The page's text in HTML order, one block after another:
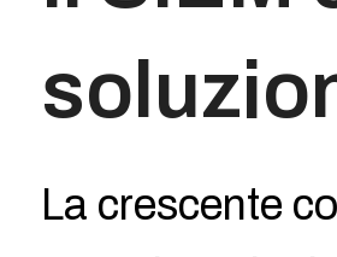
La crescente